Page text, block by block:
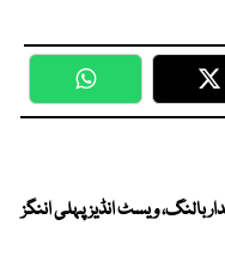
WhatsApp
بالنگ، ویسٹ انڈیز پہلی اننگز